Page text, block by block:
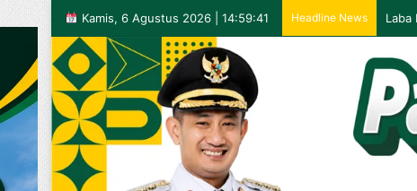
Kamis, 6 Agustus 2026 | 14:59:41 Headline News